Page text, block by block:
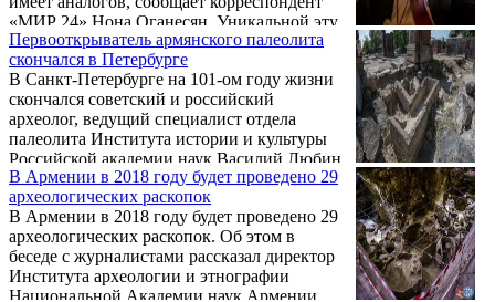
саркофага. Сперва ученым пришлось
откачивать сточные воды, заполнившие
саркофаг через небольшие отверстия.
«МИР 24» Нона Оганесян. Уникальной эту
находку делает изображение
равностороннего креста. Никогда раньше на
плитах V века такой знак не находили. Это
значит, что под плитой, во-первых,
христианин, а во-вторых, знатный человек,
поскольку найдена плита на территории
усыпальницы царской династии.
Первооткрыватель армянского палеолита
скончался в Петербурге
В Санкт-Петербурге на 101-ом году жизни
скончался советский и российский
археолог, ведущий специалист отдела
палеолита Института истории и культуры
Российской академии наук Василий Любин,
передает Русарминфо.
В Армении в 2018 году будет проведено 29
археологических раскопок
В Армении в 2018 году будет проведено 29
археологических раскопок. Об этом в
беседе с журналистами рассказал директор
Института археологии и этнографии
Национальной Академии наук Армении